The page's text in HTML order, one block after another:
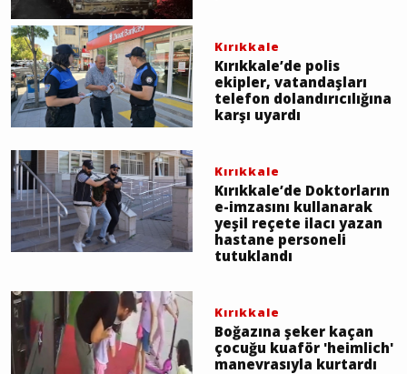
Kırıkkale
Kırıkkale’de polis
ekipler, vatandaşları
telefon dolandırıcılığına
karşı uyardı
Kırıkkale
Kırıkkale’de Doktorların
e-imzasını kullanarak
yeşil reçete ilacı yazan
hastane personeli
tutuklandı
Kırıkkale
Boğazına şeker kaçan
çocuğu kuaför 'heimlich'
manevrasıyla kurtardı